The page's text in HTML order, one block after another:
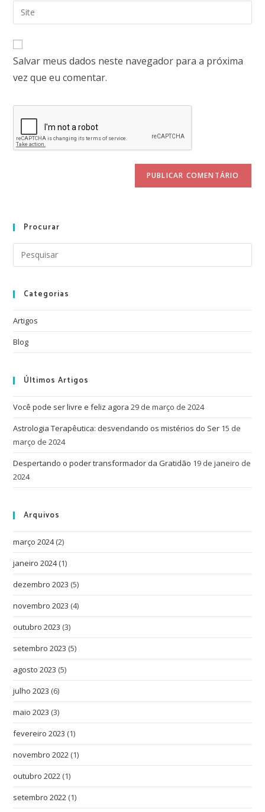
Salvar meus dados neste navegador para a próxima
vez que eu comentar.
Procurar
Categorias
Artigos
Blog
Últimos Artigos
Você pode ser livre e feliz agora 29 de março de 2024
Astrologia Terapêutica: desvendando os mistérios do Ser 15 de
março de 2024
Despertando o poder transformador da Gratidão 19 de janeiro de
2024
Arquivos
março 2024(2)
janeiro 2024(1)
dezembro 2023 (5)
novembro 2023 (4)
outubro 2023 (3)
setembro 2023 (5)
agosto 2023 (5)
julho 2023 (6)
maio 2023 (3)
fevereiro 2023 (1)
novembro 2022 (1)
outubro 2022 (1)
setembro 2022 (1)